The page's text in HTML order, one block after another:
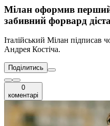
Мілан оформив перший
забивний форвард
Італійський Мілан підписав
Андрея Костіча.
Поділитись
0
коментарі